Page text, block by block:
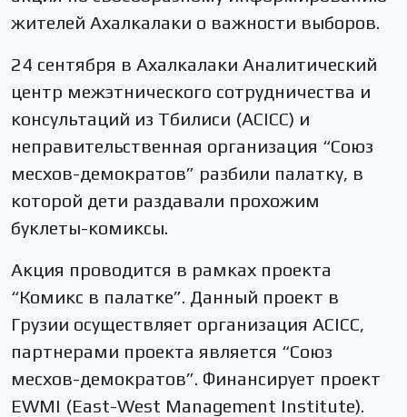
жителей Ахалкалаки о важности выборов.
24 сентября в Ахалкалаки Аналитический
центр межэтнического сотрудничества и
консультаций из Тбилиси (ACICC) и
неправительственная организация “Союз
месхов-демократов” разбили палатку, в
которой дети раздавали прохожим
буклеты-комиксы.
Акция проводится в рамках проекта
“Комикс в палатке”. Данный проект в
Грузии осуществляет организация ACICC,
партнерами проекта является “Союз
месхов-демократов”. Финансирует проект
EWMI (East-West Management Institute).